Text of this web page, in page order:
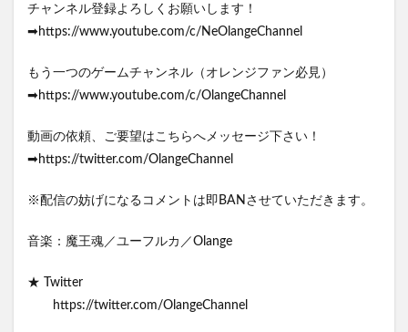
チャンネル登録よろしくお願いします！
➡https://www.youtube.com/c/NeOlangeChannel
もう一つのゲームチャンネル（オレンジファン必見）
➡https://www.youtube.com/c/OlangeChannel
動画の依頼、ご要望はこちらへメッセージ下さい！
➡https://twitter.com/OlangeChannel
※配信の妨げになるコメントは即BANさせていただきます。
音楽：魔王魂／ユーフルカ／Olange
★ Twitter
https://twitter.com/OlangeChannel